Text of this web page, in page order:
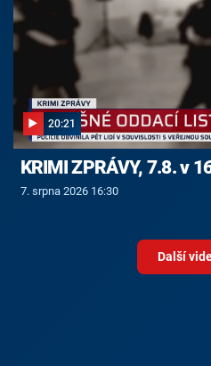
20:21
KRIMI ZPRÁVY, 7.8. v
7. srpna 2026 16:30
Další